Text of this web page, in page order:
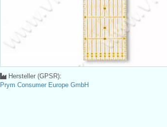
Hersteller (GPSR):
Prym Consumer Europe GmbH